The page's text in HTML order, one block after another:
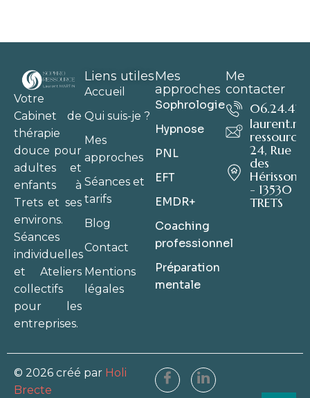
Votre
Cabinet de
thérapie
douce pour
adultes et
enfants à
Trets et ses
environs.
Séances
individuelles
et Ateliers
collectifs
pour les
entreprises.
Liens utiles
Accueil
Qui suis-je ?
Mes
approches
Séances et
tarifs
Blog
Contact
Mentions
légales
Mes
approches
Sophrologie
Hypnose
PNL
EFT
EMDR+
Coaching
professionnel
Préparation
mentale
Me
contacter
24, Rue
des
Hérissons
- 13530
TRETS
© 2026 créé par Holi
Brecte